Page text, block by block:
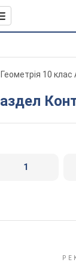
Геометрія 10
Раздел
1